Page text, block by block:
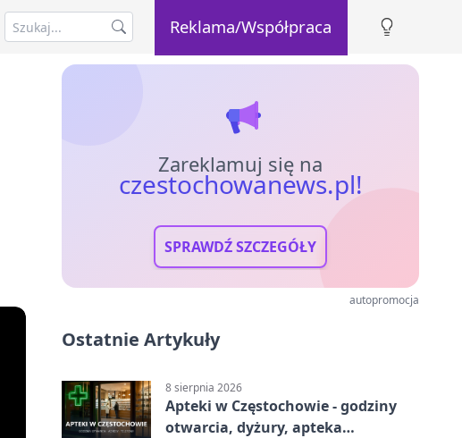
Reklama/Współpraca
Zareklamuj się na
czestochowanews.pl!
SPRAWDŹ SZCZEGÓŁY
autopromocja
Ostatnie Artykuły
8 sierpnia 2026
Apteki w Częstochowie - godziny
otwarcia, dyżury, apteka